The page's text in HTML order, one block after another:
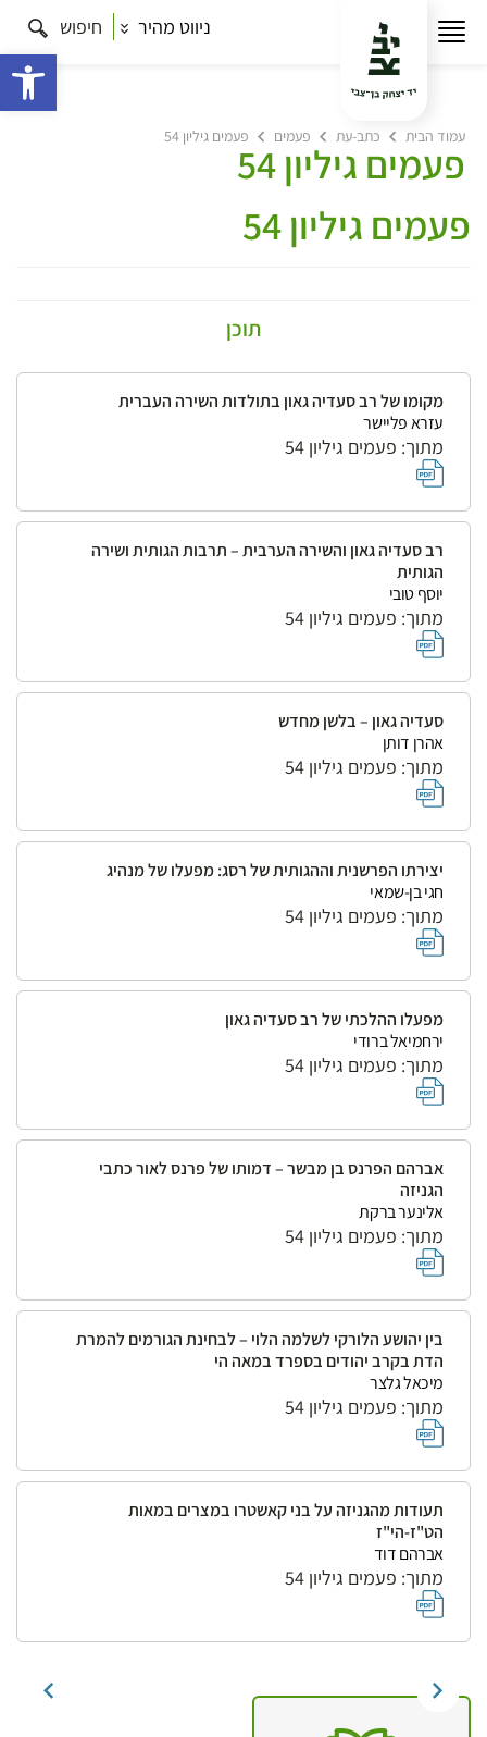
ניווט מהיר חיפוש
עמוד הבית כתב-עת פעמים פעמים גיליון 54
פעמים גיליון 54
פעמים גיליון 54
תוכן
מקומו של רב סעדיה גאון בתולדות השירה העברית
עזרא פליישר
מתוך: פעמים גיליון 54
רב סעדיה גאון והשירה הערבית – תרבות הגותית ושירה
הגותית
יוסף טובי
מתוך: פעמים גיליון 54
סעדיה גאון – בלשן מחדש
אהרן דותן
מתוך: פעמים גיליון 54
יצירתו הפרשנית וההגותית של רסג: מפעלו של מנהיג
חגי בן-שמאי
מתוך: פעמים גיליון 54
מפעלו ההלכתי של רב סעדיה גאון
ירחמיאל ברודי
מתוך: פעמים גיליון 54
אברהם הפרנס בן מבשר – דמותו של פרנס לאור כתבי
הגניזה
אלינער ברקת
מתוך: פעמים גיליון 54
בין יהושע הלורקי לשלמה הלוי – לבחינת הגורמים להמרת
הדת בקרב יהודים בספרד במאה הי
מיכאל גלצר
מתוך: פעמים גיליון 54
תעודות מהגניזה על בני קאשטרו במצרים במאות
הט"ז-הי"ז
אברהם דוד
מתוך: פעמים גיליון 54